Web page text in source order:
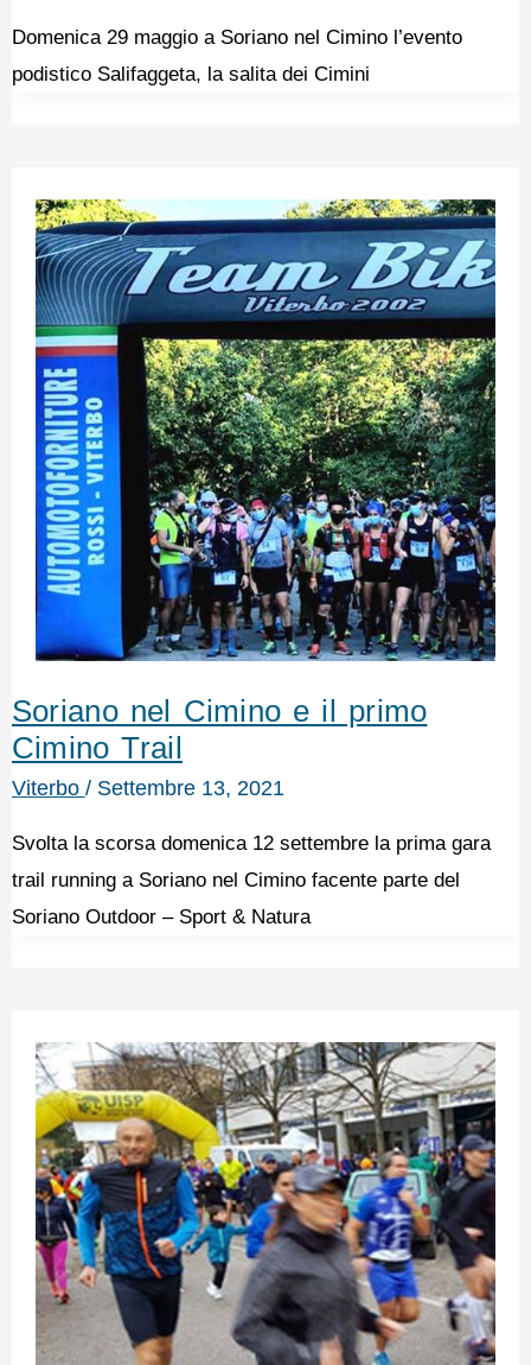
Domenica 29 maggio a Soriano nel Cimino l’evento
podistico Salifaggeta, la salita dei Cimini
Soriano nel Cimino e il primo
Cimino Trail
Viterbo / Settembre 13, 2021
Svolta la scorsa domenica 12 settembre la prima gara
trail running a Soriano nel Cimino facente parte del
Soriano Outdoor – Sport & Natura